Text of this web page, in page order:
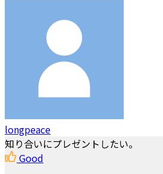
longpeace
知り合いにプレゼントしたい。
Good